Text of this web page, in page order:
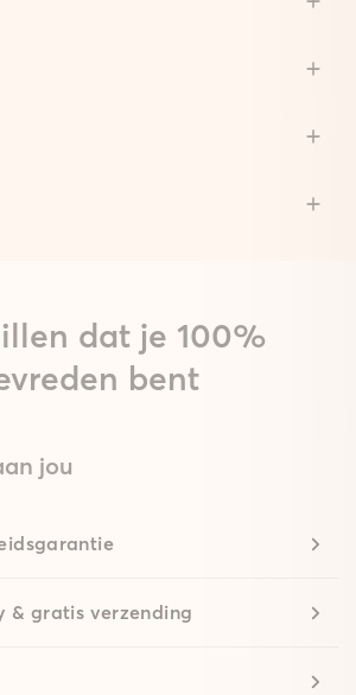
dat je 100%
bent
jou
& gratis verzending